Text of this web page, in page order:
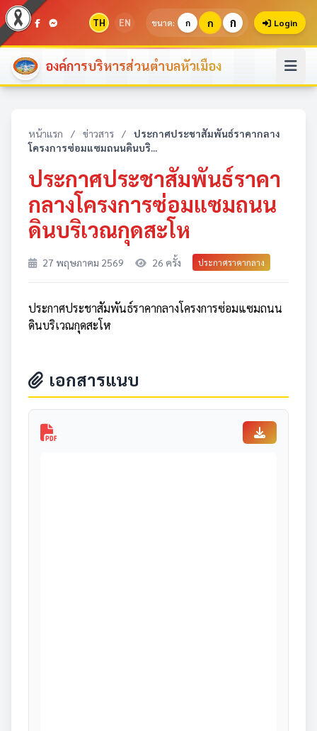
TH EN ขนาด: ก ก ก Login
องค์การบริหารส่วนตำบลหัวเมือง
หน้าแรก / ข่าวสาร /
ประกาศประชาสัมพันธ์ราคากลาง
โครงการซ่อมแซมถนนดินบริ...
ประกาศประชาสัมพันธ์ราคา
กลางโครงการซ่อมแซมถนน
ดินบริเวณกุดสะโห
27 พฤษภาคม 2569 26 ครั้ง ประกาศราคากลาง
ประกาศประชาสัมพันธ์ราคากลางโครงการซ่อมแซมถนน
ดินบริเวณกุดสะโห
เอกสารแนบ